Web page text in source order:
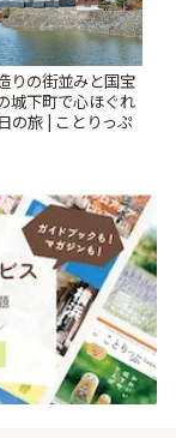
りの街並みと国宝
城下町で心ほぐれ
の旅 | ことりっぷ